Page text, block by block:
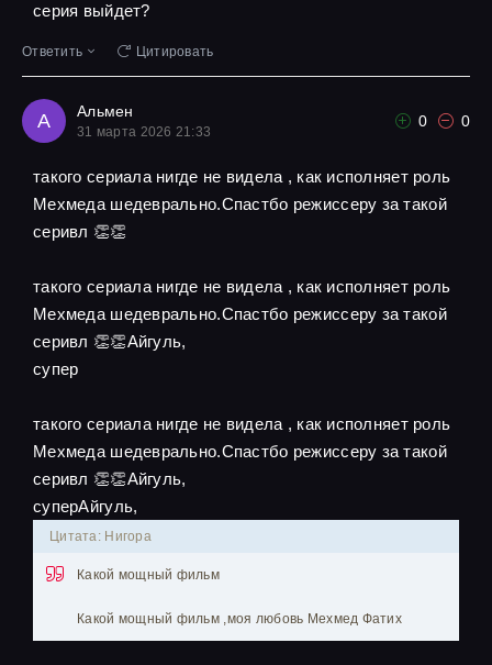
серия выйдет?
Ответить Цитировать
А Альмен
31 марта 2026 21:33
0 0
такого сериала нигде не видела , как исполняет роль
Мехмеда шедеврально.Спастбо режиссеру за такой
серивл 👏👏
такого сериала нигде не видела , как исполняет роль
Мехмеда шедеврально.Спастбо режиссеру за такой
серивл 👏👏Айгуль,
супер
такого сериала нигде не видела , как исполняет роль
Мехмеда шедеврально.Спастбо режиссеру за такой
серивл 👏👏Айгуль,
суперАйгуль,
Цитата: Нигора
Какой мощный фильм
Какой мощный фильм ,моя любовь Мехмед Фатих